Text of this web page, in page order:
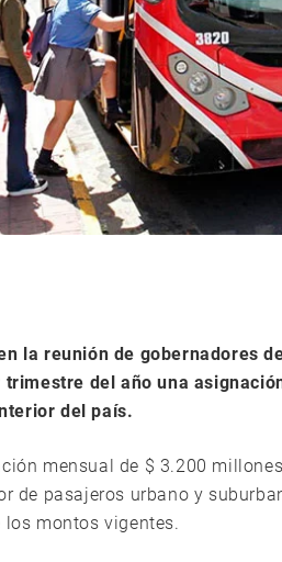
la reunión de gobernadores
del año una
del país.
mensual de $ 3.200
de pasajeros urbano y
los montos vigentes.